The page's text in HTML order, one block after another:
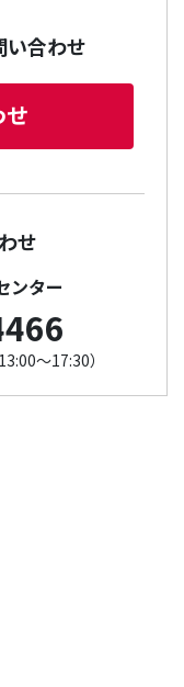
い合わせ
せ
せ
ンター
～17:30）